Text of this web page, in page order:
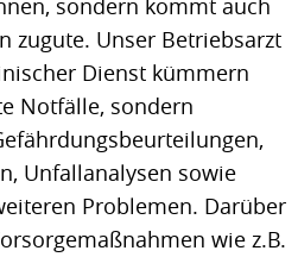
sondern kommt auch
zugute. Unser Betriebsarzt
Dienst kümmern
Notfälle, sondern
Unfallanalysen sowie
Problemen. Darüber
wie z.B.